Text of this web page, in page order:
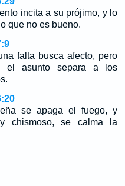
incita a su prójimo, y lo
que no es bueno.
falta busca afecto, pero
el asunto separa a los
se apaga el fuego, y
chismoso, se calma la